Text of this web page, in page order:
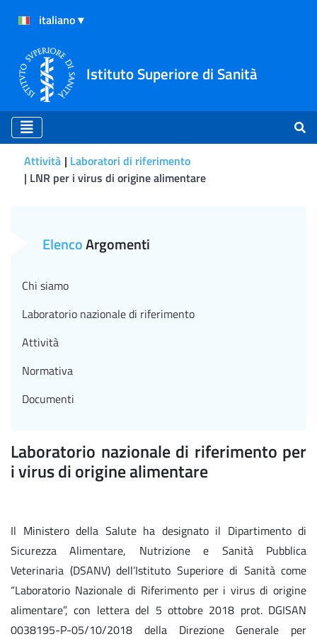
Istituto Superiore di Sanità
Attività Laboratori di riferimento
LNR per i virus di origine alimentare
Laboratorio nazionale di riferimento per
i virus di origine alimentare
Il Ministero della Salute ha designato il Dipartimento di
Sicurezza Alimentare, Nutrizione e Sanità Pubblica
Veterinaria (DSANV) dell’Istituto Superiore di Sanità come
“Laboratorio Nazionale di Riferimento per i virus di origine
alimentare”, con lettera del 5 ottobre 2018 prot. DGISAN
0038195-P-05/10/2018 della Direzione Generale per
ElencoArgomenti
Chi siamo
Laboratorio nazionale di riferimento
Attività
Normativa
Documenti